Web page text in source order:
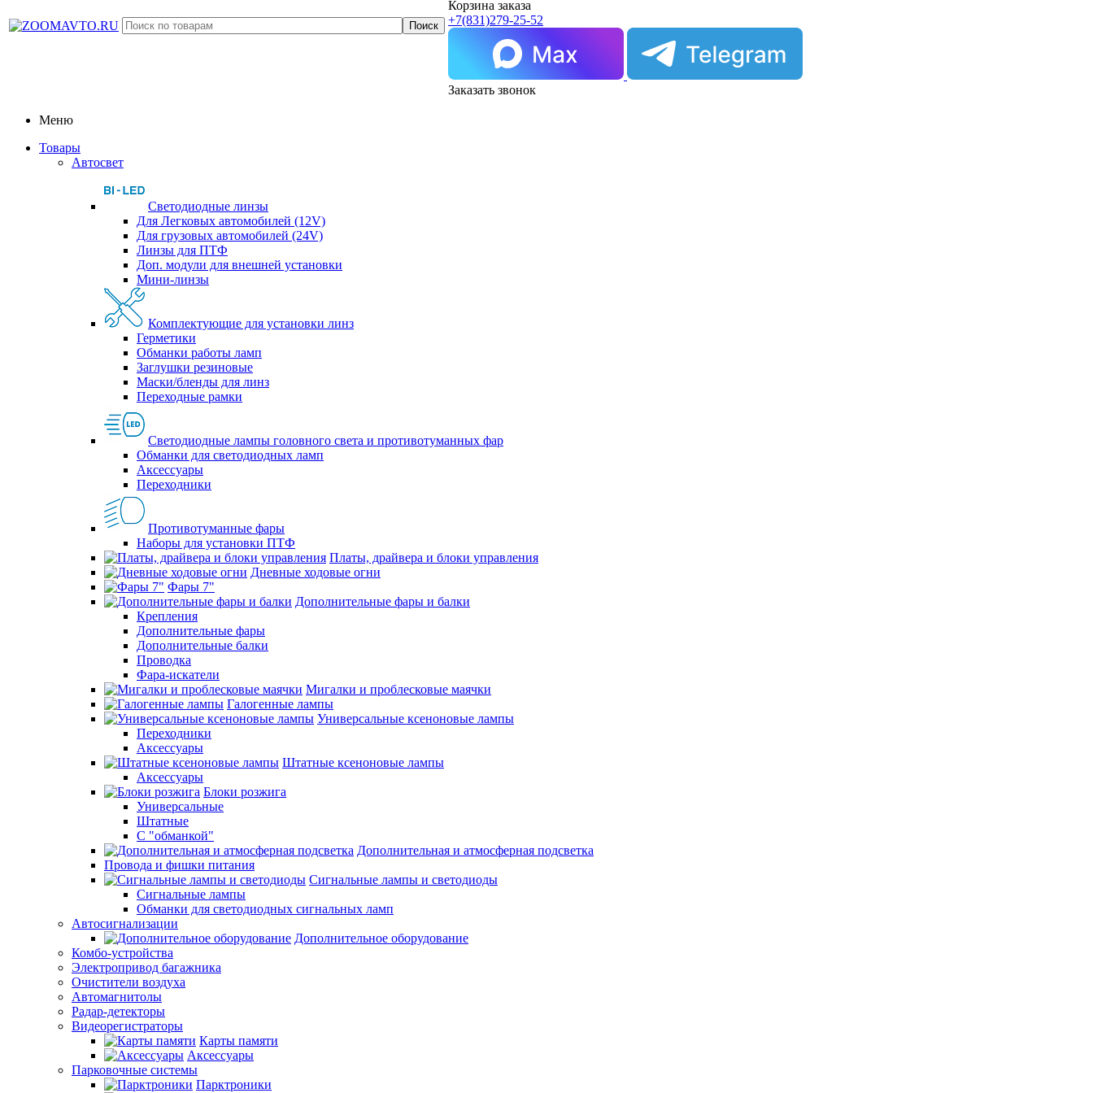
Корзина заказа
+7(831)279-25-52
Заказать звонок
Меню
Товары
Автосвет
Светодиодные линзы
Для Легковых автомобилей (12V)
Для грузовых автомобилей (24V)
Линзы для ПТФ
Доп. модули для внешней установки
Мини-линзы
Комплектующие для установки линз
Герметики
Обманки работы ламп
Заглушки резиновые
Маски/бленды для линз
Переходные рамки
Светодиодные лампы головного света и противотуманных фар
Обманки для светодиодных ламп
Аксессуары
Переходники
Противотуманные фары
Наборы для установки ПТФ
Платы, драйвера и блоки управления
Дневные ходовые огни
Фары 7"
Дополнительные фары и балки
Крепления
Дополнительные фары
Дополнительные балки
Проводка
Фара-искатели
Мигалки и проблесковые маячки
Галогенные лампы
Универсальные ксеноновые лампы
Переходники
Аксессуары
Штатные ксеноновые лампы
Аксессуары
Блоки розжига
Универсальные
Штатные
С "обманкой"
Дополнительная и атмосферная подсветка
Провода и фишки питания
Cигнальные лампы и светодиоды
Сигнальные лампы
Обманки для светодиодных сигнальных ламп
Автосигнализации
Дополнительное оборудование
Комбо-устройства
Электропривод багажника
Очистители воздуха
Автомагнитолы
Радар-детекторы
Видеорегистраторы
Карты памяти
Аксессуары
Парковочные системы
Парктроники